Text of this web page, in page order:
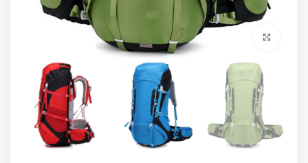
برای بزرگنمایی کلیک کنید